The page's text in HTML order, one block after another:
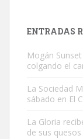
Busco adopción
ENTRADAS
Mogán
colgando el
La Sociedad
sábado en El
La Gloria
de sus quesos